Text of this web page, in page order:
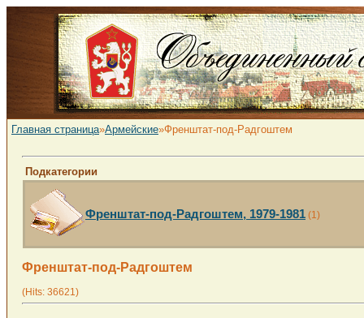
Главная страница»Армейские»Френштат-под-Радгоштем
Подкатегории
Френштат-под-Радгоштем, 1979-1981 (1)
Френштат-под-Радгоштем
(Hits: 36621)